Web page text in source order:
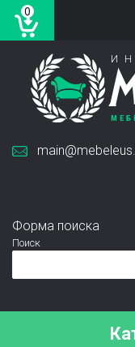
0
Форма поиска
Поиск